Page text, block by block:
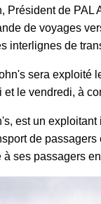
Président de
de voyages
interlignes de
sera
le vendredi, à
est un
de
ses passagers